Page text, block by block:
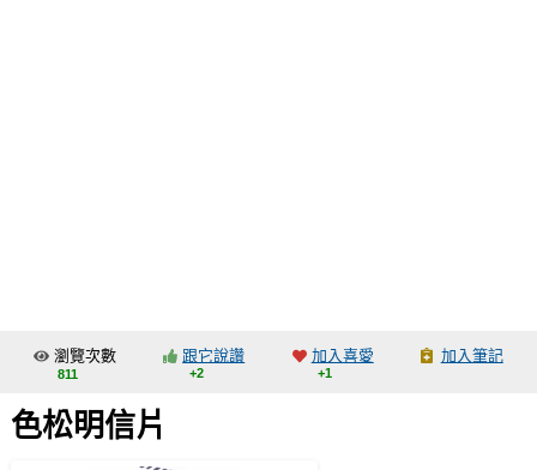
交流中心
攤位轉讓區
瀏覽次數
811
跟它說讚
+2
加入喜愛
+1
加入筆記
色松明信片